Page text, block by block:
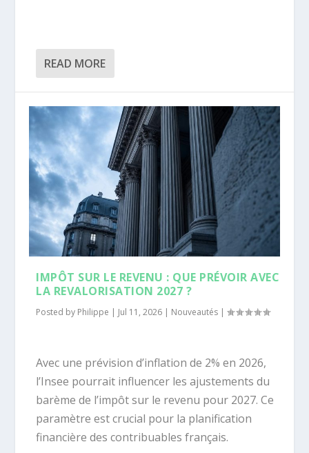
READ MORE
IMPÔT SUR LE REVENU : QUE PRÉVOIR AVEC
LA REVALORISATION 2027 ?
Posted by Philippe | Jul 11, 2026 | Nouveautés |
Avec une prévision d’inflation de 2% en 2026,
l’Insee pourrait influencer les ajustements du
barème de l’impôt sur le revenu pour 2027. Ce
paramètre est crucial pour la planification
financière des contribuables français.